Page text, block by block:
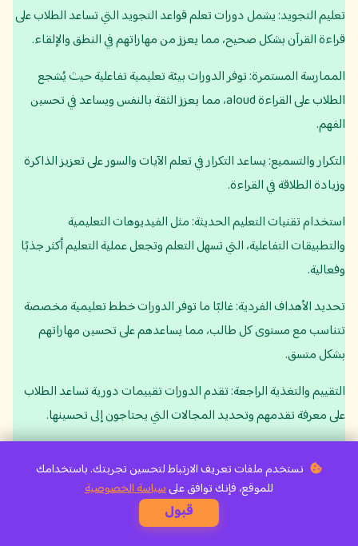
تعليم التجويد: يشمل دورات تعلم قواعد التجويد التي تساعد الطلاب على
قراءة القرآن بشكل صحيح، مما يعزز من مهاراتهم في النطق والإلقاء.
الممارسة المستمرة: توفر الدورات بيئة تعليمية تفاعلية حيث يُشجع
الطلاب على القراءة aloud، مما يعزز الثقة بالنفس ويساعد في تحسين
الفهم.
التكرار والتسميع: يساعد التكرار في تعلم الآيات والسور على تعزيز الذاكرة
وزيادة الطلاقة في القراءة.
استخدام تقنيات التعليم الحديثة: مثل الفيديوهات التعليمية
والتطبيقات التفاعلية، التي تسهل التعلم وتجعل عملية التعليم أكثر جذبًا
وفعالية.
تحديد الأهداف الفردية: غالبًا ما توفر الدورات خطط تعليمية مخصصة
تتناسب مع مستوى كل طالب، مما يساعدهم على تحسين مهاراتهم
بشكل متسق.
التقييم والتغذية الراجعة: تقدم الدورات تقييمات دورية تساعد الطلاب
على معرفة تقدمهم وتحديد المجالات التي يحتاجون إلى تحسينها.
فهم الرسالة القرآنية بشكل أعمق ويعزز ارتباطهم بالنص.
هذه الجوانب تساهم في تحسين المهارات القرآنية بشكل ملحوظ، مما
نستخدم ملفات تعريف الارتباط لتحسين تجربتك. باستخدامك
للموقع، فإنك توافق علىسياسة الخصوصية
قبول